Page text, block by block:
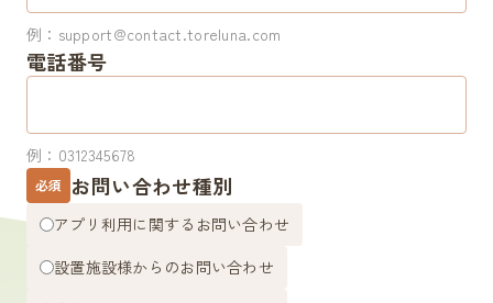
例：support@contact.toreluna.com
電話番号
例：0312345678
必須 お問い合わせ種別
アプリ利用に関するお問い合わせ
設置施設様からのお問い合わせ